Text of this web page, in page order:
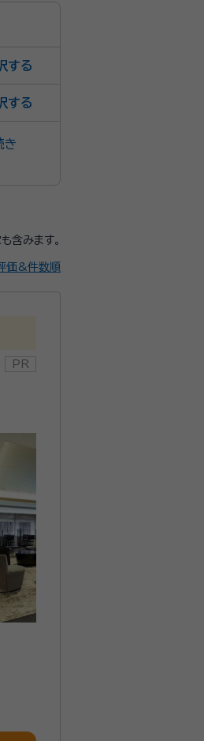
き
含みます。
価&件数順